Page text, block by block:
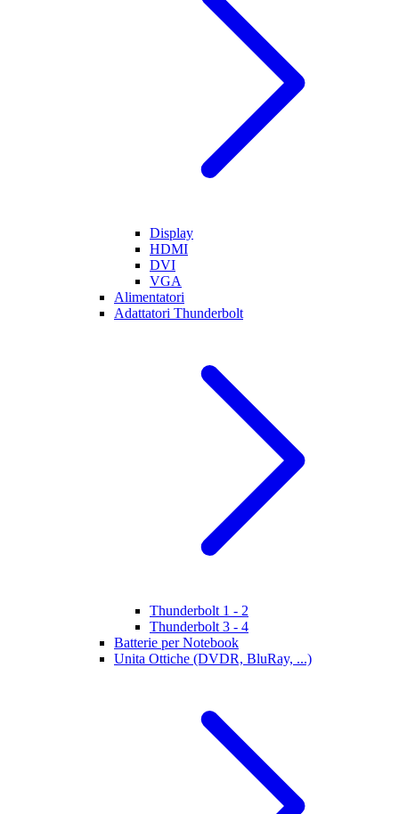
Display
HDMI
DVI
VGA
Alimentatori
Adattatori Thunderbolt
Thunderbolt 1 - 2
Thunderbolt 3 - 4
Batterie per Notebook
Unita Ottiche (DVDR, BluRay, ...)